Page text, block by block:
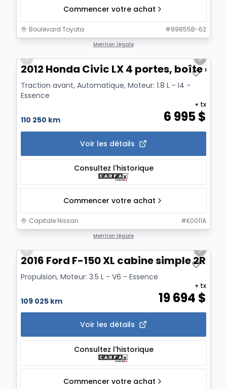
Commencer votre achat
Boulevard Toyota #99855B-62
Mention légale
Previous slide
Next
2012 Honda Civic LX 4 portes, boîte
Traction avant, Automatique, Moteur: 1.8 L - I4 -
Essence
110 250 km 6 995$
+ tx
Voir les détails
Consultez l'historique
Commencer votre achat
Capitale Nissan #K0011A
Mention légale
Previous slide
Next
2016 Ford F-150 XL cabine simple 2RM
Propulsion, Moteur: 3.5 L - V6 - Essence
109 025 km 19 694 $
+ tx
Voir les détails
Consultez l'historique
Commencer votre achat